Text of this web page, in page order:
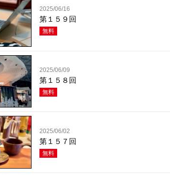
2025/06/16
第１５９回
無料
2025/06/09
第１５８回
無料
2025/06/02
第１５７回
無料